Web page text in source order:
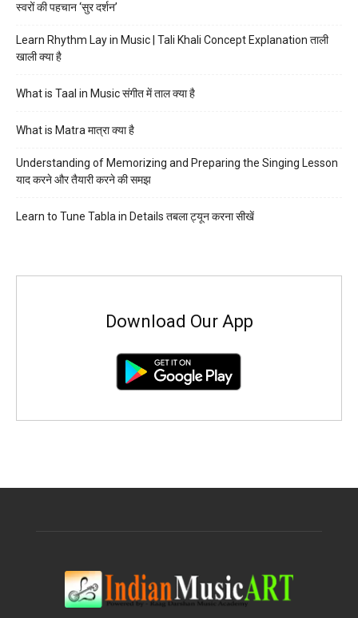
स्वरों की पहचान ‘सुर दर्शन’
Learn Rhythm Lay in Music | Tali Khali Concept Explanation ताली
खाली क्या है
What is Taal in Music संगीत में ताल क्या है
What is Matra मात्रा क्या है
Understanding of Memorizing and Preparing the Singing Lesson
याद करने और तैयारी करने की समझ
Learn to Tune Tabla in Details तबला ट्यून करना सीखें
Download Our App